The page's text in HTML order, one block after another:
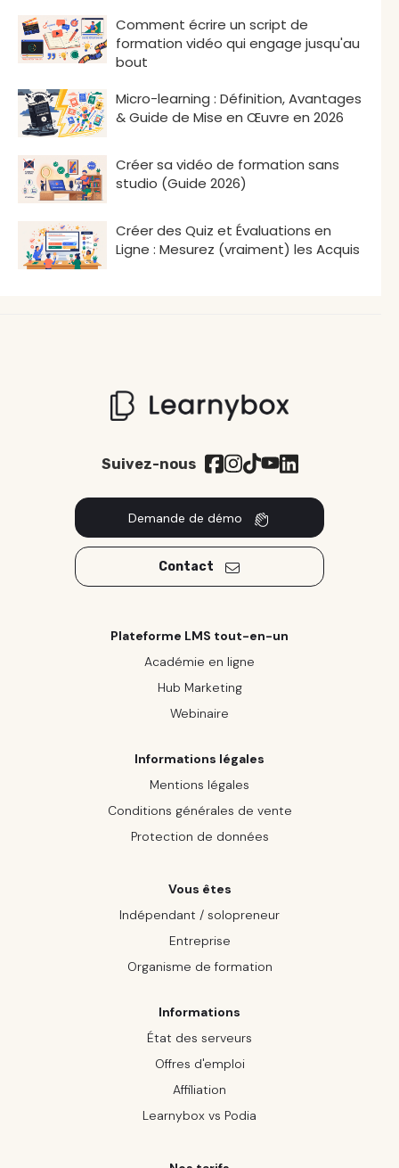
Comment écrire un script de
formation vidéo qui engage jusqu'au
bout
Micro-learning : Définition, Avantages
& Guide de Mise en Œuvre en 2026
Créer sa vidéo de formation sans
studio (Guide 2026)
Créer des Quiz et Évaluations en
Ligne : Mesurez (vraiment) les Acquis
Suivez-nous
Plateforme LMS tout-en-un
Académie en ligne
Hub Marketing
Webinaire
Informations légales
Mentions légales
Conditions générales de vente
Protection de données
Vous êtes
Indépendant / solopreneur
Entreprise
Organisme de formation
Informations
État des serveurs
Offres d'emploi
Affiliation
Learnybox vs Podia
Demande de démo
Contact